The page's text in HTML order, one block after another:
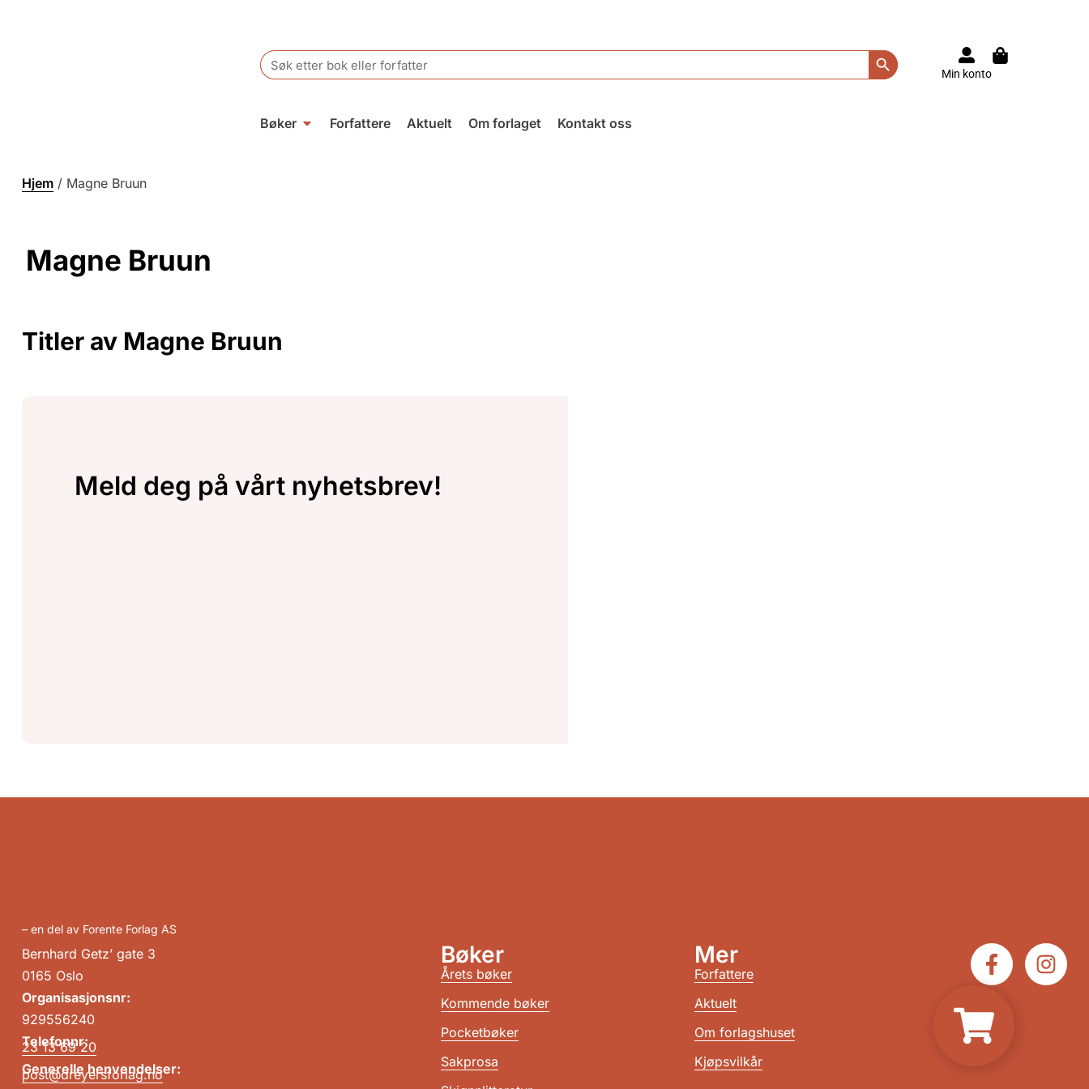
Search
for:
Search Button
Min konto
Bøker Forfattere Aktuelt Om forlaget Kontakt oss
Hjem / Magne Bruun
Magne Bruun
Titler av Magne Bruun
Meld deg på vårt nyhetsbrev!
– en del av Forente Forlag AS
Bernhard Getz’ gate 3
0165 Oslo
Organisasjonsnr:
929556240
Telefonnr:
23 13 69 20
Generelle henvendelser:
post@dreyersforlag.no
Bøker
Årets bøker
Kommende bøker
Pocketbøker
Sakprosa
Mer
Forfattere
Aktuelt
Om forlagshuset
Kjøpsvilkår